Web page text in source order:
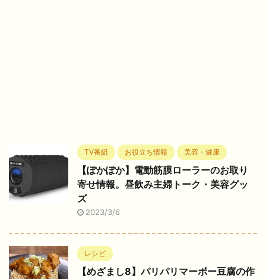
TV番組 お役立ち情報 美容・健康
【ぽかぽか】電動筋膜ローラーのお取り
寄せ情報。昼飲み主婦トーク・美容グッ
ズ
2023/3/6
レシピ
【めざまし8】パリパリマーボー豆腐の作